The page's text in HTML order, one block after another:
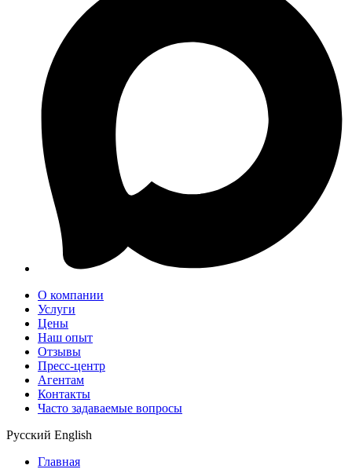
О компании
Услуги
Цены
Наш опыт
Отзывы
Пресс-центр
Агентам
Контакты
Часто задаваемые вопросы
Русский English
Главная